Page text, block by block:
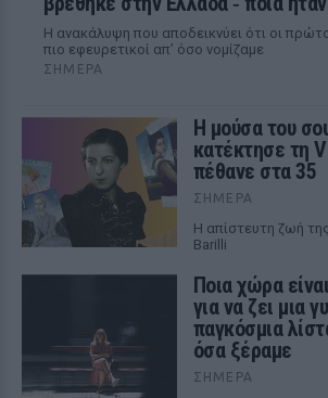
Η ανακάλυψη που αποδεικνύει ότι οι
πιο εφευρετικοί απ’ όσο νομίζαμε
ΣΉΜΕΡΑ
Η μούσα του
κατέκτησε τη
πέθανε στα 35
ΣΉΜΕΡΑ
Η απίστευτη ζωή
Barilli
Ποια χώρα
για να ζει μια
παγκόσμια
όσα ξέραμε
ΣΉΜΕΡΑ